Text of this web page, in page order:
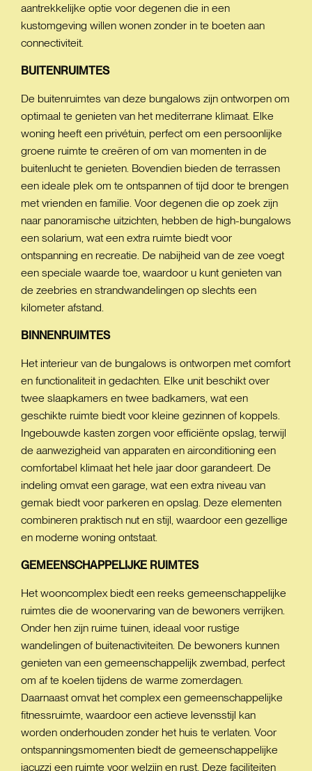
aantrekkelijke optie voor degenen die in een
kustomgeving willen wonen zonder in te boeten aan
connectiviteit.
BUITENRUIMTES
De buitenruimtes van deze bungalows zijn ontworpen om
optimaal te genieten van het mediterrane klimaat. Elke
woning heeft een privétuin, perfect om een persoonlijke
groene ruimte te creëren of om van momenten in de
buitenlucht te genieten. Bovendien bieden de terrassen
een ideale plek om te ontspannen of tijd door te brengen
met vrienden en familie. Voor degenen die op zoek zijn
naar panoramische uitzichten, hebben de high-bungalows
een solarium, wat een extra ruimte biedt voor
ontspanning en recreatie. De nabijheid van de zee voegt
een speciale waarde toe, waardoor u kunt genieten van
de zeebries en strandwandelingen op slechts een
kilometer afstand.
BINNENRUIMTES
Het interieur van de bungalows is ontworpen met comfort
en functionaliteit in gedachten. Elke unit beschikt over
twee slaapkamers en twee badkamers, wat een
geschikte ruimte biedt voor kleine gezinnen of koppels.
Ingebouwde kasten zorgen voor efficiënte opslag, terwijl
de aanwezigheid van apparaten en airconditioning een
comfortabel klimaat het hele jaar door garandeert. De
indeling omvat een garage, wat een extra niveau van
gemak biedt voor parkeren en opslag. Deze elementen
combineren praktisch nut en stijl, waardoor een gezellige
en moderne woning ontstaat.
GEMEENSCHAPPELIJKE RUIMTES
Het wooncomplex biedt een reeks gemeenschappelijke
ruimtes die de woonervaring van de bewoners verrijken.
Onder hen zijn ruime tuinen, ideaal voor rustige
wandelingen of buitenactiviteiten. De bewoners kunnen
genieten van een gemeenschappelijk zwembad, perfect
om af te koelen tijdens de warme zomerdagen.
Daarnaast omvat het complex een gemeenschappelijke
fitnessruimte, waardoor een actieve levensstijl kan
worden onderhouden zonder het huis te verlaten. Voor
ontspanningsmomenten biedt de gemeenschappelijke
jacuzzi een ruimte voor welzijn en rust. Deze faciliteiten